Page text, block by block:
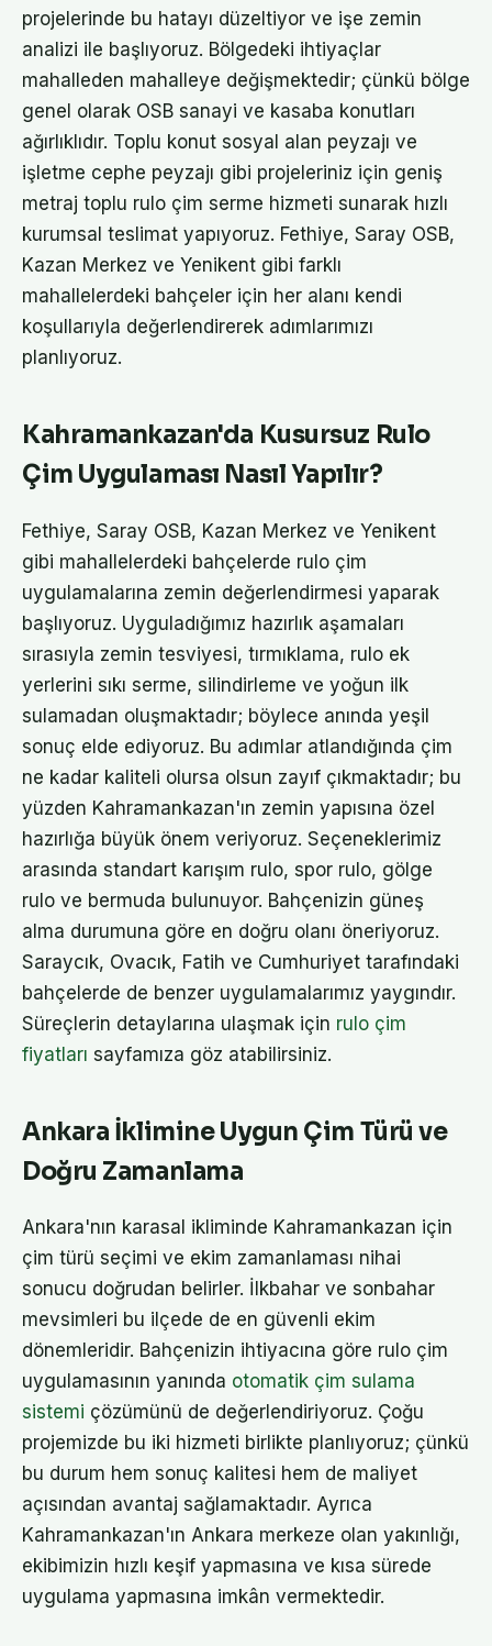
projelerinde bu hatayı düzeltiyor ve işe zemin
analizi ile başlıyoruz. Bölgedeki ihtiyaçlar
mahalleden mahalleye değişmektedir; çünkü bölge
genel olarak OSB sanayi ve kasaba konutları
ağırlıklıdır. Toplu konut sosyal alan peyzajı ve
işletme cephe peyzajı gibi projeleriniz için geniş
metraj toplu rulo çim serme hizmeti sunarak hızlı
kurumsal teslimat yapıyoruz. Fethiye, Saray OSB,
Kazan Merkez ve Yenikent gibi farklı
mahallelerdeki bahçeler için her alanı kendi
koşullarıyla değerlendirerek adımlarımızı
planlıyoruz.
Kahramankazan'da Kusursuz Rulo
Çim Uygulaması Nasıl Yapılır?
Fethiye, Saray OSB, Kazan Merkez ve Yenikent
gibi mahallelerdeki bahçelerde rulo çim
uygulamalarına zemin değerlendirmesi yaparak
başlıyoruz. Uyguladığımız hazırlık aşamaları
sırasıyla zemin tesviyesi, tırmıklama, rulo ek
yerlerini sıkı serme, silindirleme ve yoğun ilk
sulamadan oluşmaktadır; böylece anında yeşil
sonuç elde ediyoruz. Bu adımlar atlandığında çim
ne kadar kaliteli olursa olsun zayıf çıkmaktadır; bu
yüzden Kahramankazan'ın zemin yapısına özel
hazırlığa büyük önem veriyoruz. Seçeneklerimiz
arasında standart karışım rulo, spor rulo, gölge
rulo ve bermuda bulunuyor. Bahçenizin güneş
alma durumuna göre en doğru olanı öneriyoruz.
Saraycık, Ovacık, Fatih ve Cumhuriyet tarafındaki
bahçelerde de benzer uygulamalarımız yaygındır.
Süreçlerin detaylarına ulaşmak için rulo çim
fiyatları sayfamıza göz atabilirsiniz.
Ankara İklimine Uygun Çim Türü ve
Doğru Zamanlama
Ankara'nın karasal ikliminde Kahramankazan için
çim türü seçimi ve ekim zamanlaması nihai
sonucu doğrudan belirler. İlkbahar ve sonbahar
mevsimleri bu ilçede de en güvenli ekim
dönemleridir. Bahçenizin ihtiyacına göre rulo çim
uygulamasının yanında otomatik çim sulama
sistemi çözümünü de değerlendiriyoruz. Çoğu
projemizde bu iki hizmeti birlikte planlıyoruz; çünkü
bu durum hem sonuç kalitesi hem de maliyet
açısından avantaj sağlamaktadır. Ayrıca
Kahramankazan'ın Ankara merkeze olan yakınlığı,
ekibimizin hızlı keşif yapmasına ve kısa sürede
uygulama yapmasına imkân vermektedir.